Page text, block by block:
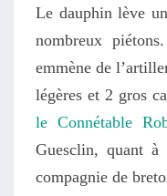
Le dauphin lève
nombreux
emmène de
légères et 2 gros
le Connétable
Guesclin, quant à
compagnie de